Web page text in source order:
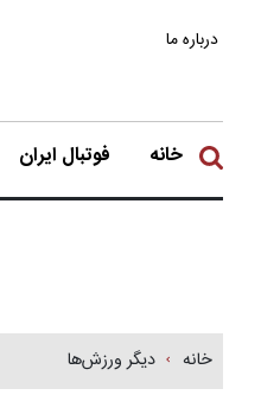
درباره ما
خانه فوتبال ایران
خانه دیگر ورزش‌ها